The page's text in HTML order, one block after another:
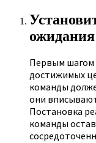
ожидания
Первым шагом
достижимых
команды
они
Постановка
команды